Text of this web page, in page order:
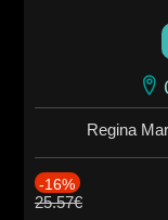
Regina
-16%
25.57€